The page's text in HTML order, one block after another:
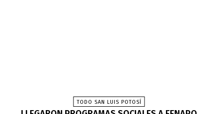
TODO SAN LUIS POTOSÍ